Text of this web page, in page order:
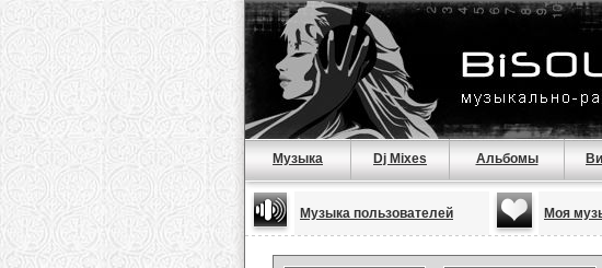
Музыка Dj Mixes Альбомы
Музыка пользователей Моя